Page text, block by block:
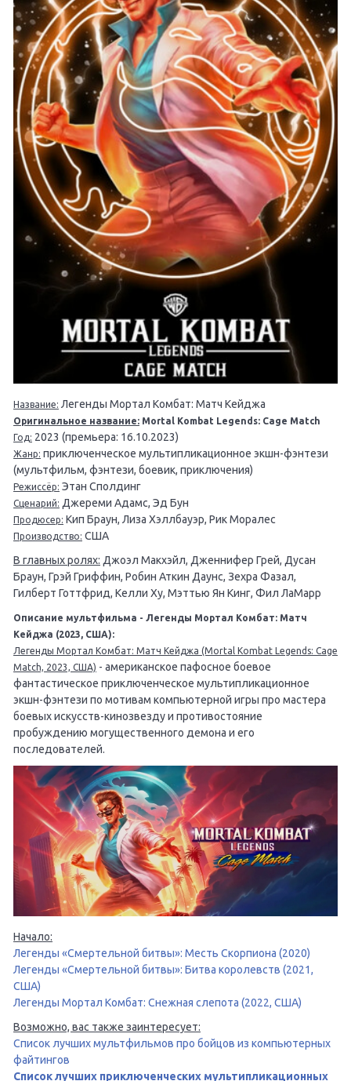
Название: Легенды Мортал Комбат: Матч Кейджа
Оригинальное название: Mortal Kombat Legends: Cage Match
Год: 2023 (премьера: 16.10.2023)
Жанр: приключенческое мультипликационное экшн-фэнтези
(мультфильм, фэнтези, боевик, приключения)
Режиссёр: Этан Сполдинг
Сценарий: Джереми Адамс, Эд Бун
Продюсер: Кип Браун, Лиза Хэллбауэр, Рик Моралес
Производство: США
В главных ролях: Джоэл Макхэйл, Дженнифер Грей, Дусан
Браун, Грэй Гриффин, Робин Аткин Даунс, Зехра Фазал,
Гилберт Готтфрид, Келли Ху, Мэттью Ян Кинг, Фил ЛаМарр
Описание мультфильма - Легенды Мортал Комбат: Матч
Кейджа (2023, США):
Легенды Мортал Комбат: Матч Кейджа (Mortal Kombat Legends: Cage
Match, 2023, США) - американское пафосное боевое
фантастическое приключенческое мультипликационное
экшн-фэнтези по мотивам компьютерной игры про мастера
боевых искусств-кинозвезду и противостояние
пробуждению могущественного демона и его
последователей.
Начало:
Легенды «Смертельной битвы»: Месть Скорпиона (2020)
Легенды «Смертельной битвы»: Битва королевств (2021,
США)
Легенды Мортал Комбат: Снежная слепота (2022, США)
Возможно, вас также заинтересует:
Список лучших мультфильмов про бойцов из компьютерных
файтингов
Список лучших приключенческих мультипликационных